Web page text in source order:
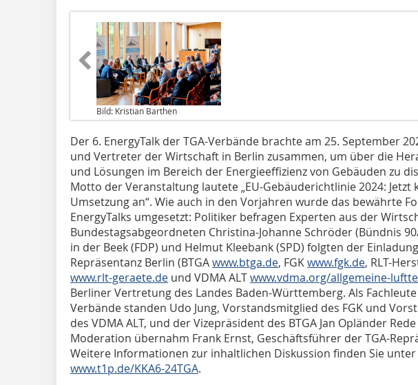
Bild: Kristian Barthen
Der 6. EnergyTalk der TGA-Verbände brachte am 25. September
und Vertreter der Wirtschaft in Berlin zusammen, um über die
und Lösungen im Bereich der Energieeffizienz von Gebäuden zu
Motto der Veranstaltung lautete „EU-Gebäuderichtlinie 2024: Jetzt
Umsetzung an“. Wie auch in den Vorjahren wurde das bewährte
EnergyTalks umgesetzt: Politiker befragen Experten aus der
Bundestagsabgeordneten Christina-Johanne Schröder (Bündnis
in der Beek (FDP) und Helmut Kleebank (SPD) folgten der
Repräsentanz Berlin (BTGAwww.btga.de, FGKwww.fgk.de, RLT-
www.rlt-geraete.de und VDMA ALTwww.vdma.org/allgemeine-
Berliner Vertretung des Landes Baden-Württemberg. Als Fachleute
Verbände standen Udo Jung, Vorstandsmitglied des FGK und
des VDMA ALT, und der Vizepräsident des BTGA Jan Opländer
Moderation übernahm Frank Ernst, Geschäftsführer der TGA-
Weitere Informationen zur inhaltlichen Diskussion finden Sie unter
www.t1p.de/KKA6-24TGA.